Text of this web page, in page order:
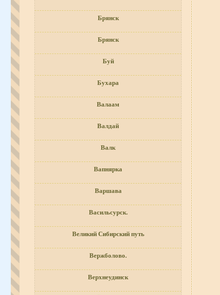
Брянск
Брянск
Буй
Бухара
Валаам
Валдай
Валк
Вапнярка
Варшава
Васильсурск.
Великий Сибирский путь
Вержболово.
Верхнеудинск